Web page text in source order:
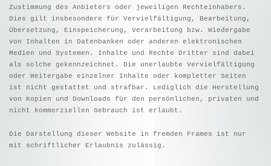
Zustimmung des Anbieters oder jeweiligen Rechteinhabers.
Dies gilt insbesondere für Vervielfältigung, Bearbeitung,
Übersetzung, Einspeicherung, Verarbeitung bzw. Wiedergabe
von Inhalten in Datenbanken oder anderen elektronischen
Medien und Systemen. Inhalte und Rechte Dritter sind dabei
als solche gekennzeichnet. Die unerlaubte Vervielfältigung
oder Weitergabe einzelner Inhalte oder kompletter Seiten
ist nicht gestattet und strafbar. Lediglich die Herstellung
von Kopien und Downloads für den persönlichen, privaten und
nicht kommerziellen Gebrauch ist erlaubt.
Die Darstellung dieser Website in fremden Frames ist nur
mit schriftlicher Erlaubnis zulässig.